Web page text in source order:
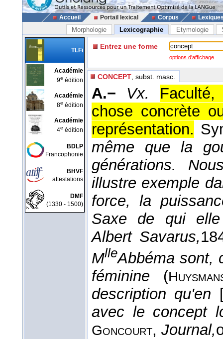
Accueil Portail lexical Corpus
Morphologie Lexicographie Etymologie
TLFi
Académie
9e édition
Académie
8e édition
Académie
4e édition
BDLP
Francophonie
BHVF
attestations
DMF
(1330 - 1500)
Entrez une forme
options d'affichage
CONCEPT , subst. masc.
A.− Vx.
chose concrète
représentation.
même que la
générations.
illustre exemple
force, la
Saxe de qui
Albert Savarus,
MlleAbbéma sont,
féminine (
description qu'en
avec le concept
Goncourt, Journal,